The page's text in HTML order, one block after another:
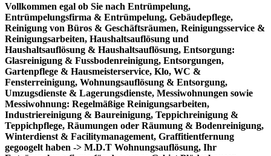
Vollkommen egal ob Sie nach Entrümpelung,
Entrümpelungsfirma & Entrümpelung, Gebäudepflege,
Reinigung von Büros & Geschäftsräumen, Reinigungsservice &
Reinigungsarbeiten, Haushaltsauflösung und
Haushaltsauflösung & Haushaltsauflösung, Entsorgung:
Glasreinigung & Fussbodenreinigung, Entsorgungen,
Gartenpflege & Hausmeisterservice, Klo, WC &
Fensterreinigung, Wohnungsauflösung & Entsorgung,
Umzugsdienste & Lagerungsdienste, Messiwohnungen sowie
Messiwohnung: Regelmäßige Reinigungsarbeiten,
Industriereinigung & Baureinigung, Teppichreinigung &
Teppichpflege, Räumungen oder Räumung & Bodenreinigung,
Winterdienst & Facilitymanagement, Graffitientfernung
gegoogelt haben -> M.D.T Wohnungsauflösung, Ihr